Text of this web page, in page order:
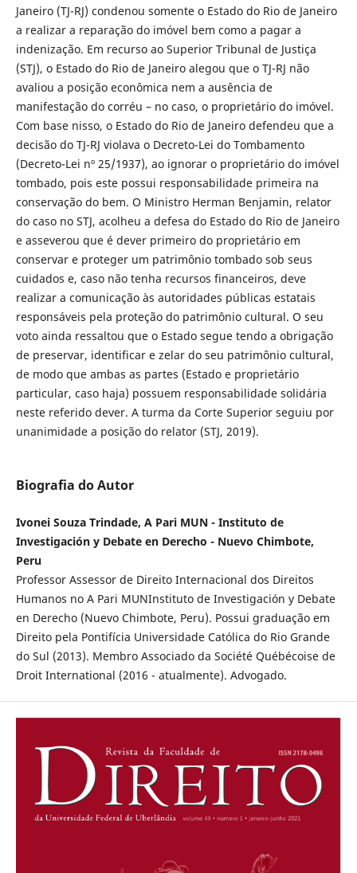
Janeiro (TJ-RJ) condenou somente o Estado do Rio de Janeiro
a realizar a reparação do imóvel bem como a pagar a
indenização. Em recurso ao Superior Tribunal de Justiça
(STJ), o Estado do Rio de Janeiro alegou que o TJ-RJ não
avaliou a posição econômica nem a ausência de
manifestação do corréu – no caso, o proprietário do imóvel.
Com base nisso, o Estado do Rio de Janeiro defendeu que a
decisão do TJ-RJ violava o Decreto-Lei do Tombamento
(Decreto-Lei nº 25/1937), ao ignorar o proprietário do imóvel
tombado, pois este possui responsabilidade primeira na
conservação do bem. O Ministro Herman Benjamin, relator
do caso no STJ, acolheu a defesa do Estado do Rio de Janeiro
e asseverou que é dever primeiro do proprietário em
conservar e proteger um patrimônio tombado sob seus
cuidados e, caso não tenha recursos financeiros, deve
realizar a comunicação às autoridades públicas estatais
responsáveis pela proteção do patrimônio cultural. O seu
voto ainda ressaltou que o Estado segue tendo a obrigação
de preservar, identificar e zelar do seu patrimônio cultural,
de modo que ambas as partes (Estado e proprietário
particular, caso haja) possuem responsabilidade solidária
neste referido dever. A turma da Corte Superior seguiu por
unanimidade a posição do relator (STJ, 2019).
Biografia do Autor
Ivonei Souza Trindade, A Pari MUN - Instituto de
Investigación y Debate en Derecho - Nuevo Chimbote,
Peru
Professor Assessor de Direito Internacional dos Direitos
Humanos no A Pari MUNInstituto de Investigación y Debate
en Derecho (Nuevo Chimbote, Peru). Possui graduação em
Direito pela Pontifícia Universidade Católica do Rio Grande
do Sul (2013). Membro Associado da Société Québécoise de
Droit International (2016 - atualmente). Advogado.